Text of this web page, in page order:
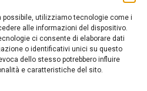
possibile, utilizziamo tecnologie come i
alle informazioni del dispositivo.
ci consente di elaborare dati
o identificativi unici su questo
dello stesso potrebbero influire
e caratteristiche del sito.
CULTURA VIAGGI